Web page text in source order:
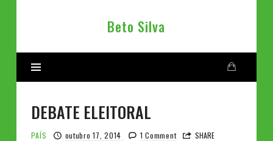
Beto
Beto Silva
DEBATE ELEITORAL
PAÍS outubro 17, 2014 1 Comment SHARE